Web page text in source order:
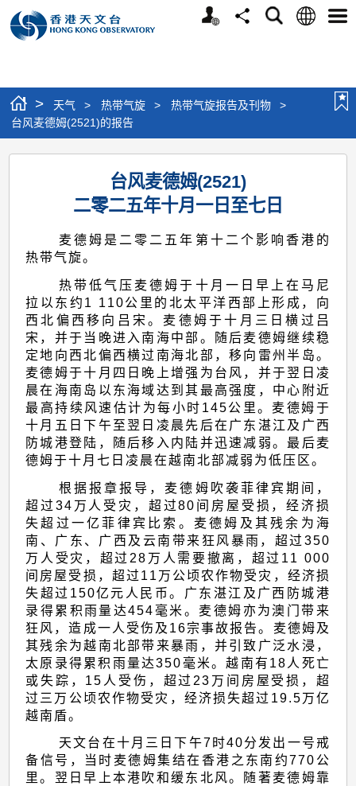
个
分
搜
语
选
> 天气 > 热带气旋 > 热带气旋报告及刊物
>
台风麦德姆(2521)的报告
台
姆
(2521)
的
报
告
台风麦德姆(2521)
二零二五年十月一日至七日
麦德姆是二零二五年第十二个影响香港的
热带气旋。
热带低气压麦德姆于十月一日早上在马尼
拉以东约1 110公里的北太平洋西部上形成，向
西北偏西移向吕宋。麦德姆于十月三日横过吕
宋，并于当晚进入南海中部。随后麦德姆继续稳
定地向西北偏西横过南海北部，移向雷州半岛。
麦德姆于十月四日晚上增强为台风，并于翌日凌
晨在海南岛以东海域达到其最高强度，中心附近
最高持续风速估计为每小时145公里。麦德姆于
十月五日下午至翌日凌晨先后在广东湛江及广西
防城港登陆，随后移入内陆并迅速减弱。最后麦
德姆于十月七日凌晨在越南北部减弱为低压区。
根据报章报导，麦德姆吹袭菲律宾期间，
超过34万人受灾，超过80间房屋受损，经济损
失超过一亿菲律宾比索。麦德姆及其残余为海
南、广东、广西及云南带来狂风暴雨，超过350
万人受灾，超过28万人需要撤离，超过11 000
间房屋受损，超过11万公顷农作物受灾，经济损
失超过150亿元人民币。广东湛江及广西防城港
录得累积雨量达454毫米。麦德姆亦为澳门带来
狂风，造成一人受伤及16宗事故报告。麦德姆及
其残余为越南北部带来暴雨，并引致广泛水浸，
太原录得累积雨量达350毫米。越南有18人死亡
或失踪，15人受伤，超过23万间房屋受损，超
过三万公顷农作物受灾，经济损失超过19.5万亿
越南盾。
天文台在十月三日下午7时40分发出一号戒
备信号，当时麦德姆集结在香港之东南约770公
里。翌日早上本港吹和缓东北风。随著麦德姆靠